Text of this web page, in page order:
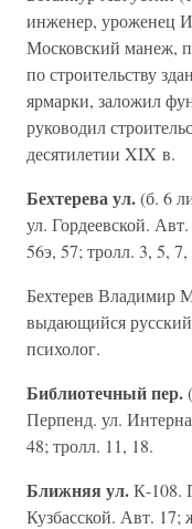
инженер, уроженец
Московский манеж,
по строительству
ярмарки, заложил
руководил
десятилетии XIX в.
Бехтерева ул.(б. 6
ул. Гордеевской.
56э, 57; тролл. 3, 5,
Бехтерев
выдающийся
психолог.
Библиотечный пер.
Перпенд. ул.
48; тролл. 11, 18.
Ближняя ул.К-108.
Кузбасской. Авт. 17;